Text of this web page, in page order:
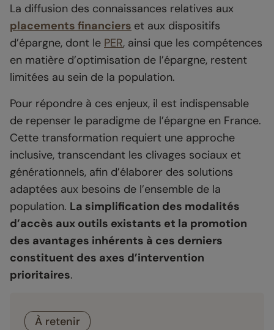
La diffusion des connaissances relatives aux
placements financiers et aux dispositifs
d’épargne, dont le PER, ainsi que les compétences
en matière d’optimisation de l’épargne, restent
limitées au sein de la population.
Pour répondre à ces enjeux, il est indispensable
de repenser le paradigme de l’épargne en France.
Cette transformation requiert une approche
inclusive, transcendant les clivages sociaux et
générationnels, afin d’élaborer des solutions
adaptées aux besoins de l’ensemble de la
population. La simplification des modalités
d’accès aux outils existants et la promotion
des avantages inhérents à ces derniers
constituent des axes d’intervention
prioritaires.
À retenir